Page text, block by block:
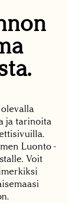
ja tarinoita
Luonto -
Voit